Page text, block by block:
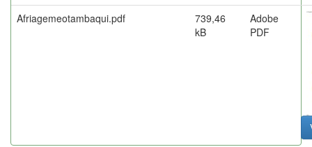
Afriagemeotambaqui.pdf
739,46
kB
Adobe
PDF